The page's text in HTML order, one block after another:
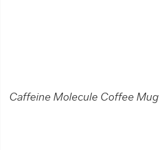
Caffeine Molecule Coffee Mug